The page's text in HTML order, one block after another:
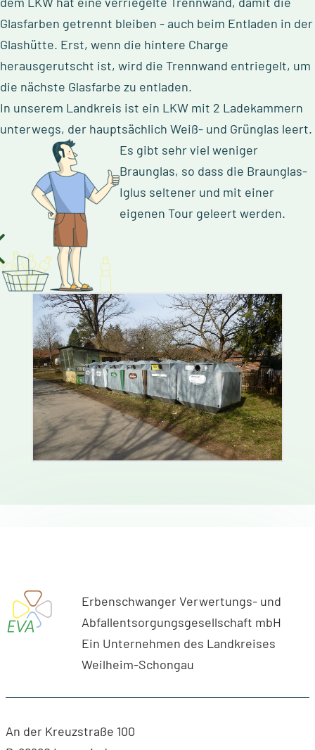
Glasfarben getrennt bleiben - auch beim Entladen in der
Glashütte. Erst, wenn die hintere Charge
herausgerutscht ist, wird die Trennwand entriegelt, um
die nächste Glasfarbe zu entladen.
In unserem Landkreis ist ein LKW mit 2 Ladekammern
unterwegs, der hauptsächlich Weiß- und Grünglas leert.
Es gibt sehr viel weniger
Braunglas, so dass die Braunglas-
Iglus seltener und mit einer
eigenen Tour geleert werden.
Erbenschwanger Verwertungs- und
Abfallentsorgungsgesellschaft mbH
Ein Unternehmen des Landkreises
Weilheim-Schongau
An der Kreuzstraße 100